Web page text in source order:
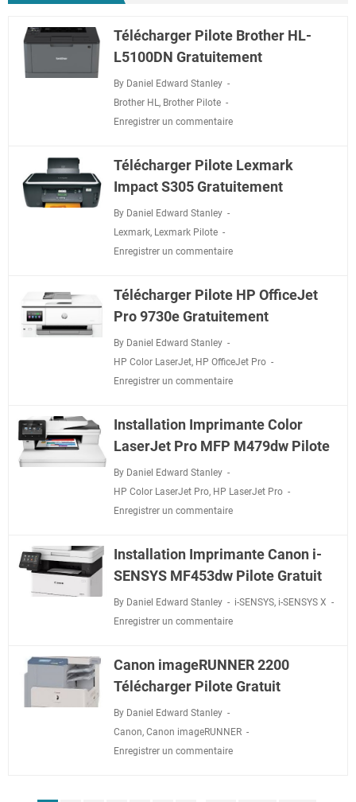
J6530DW
Gratuit
Télécharger Pilote Brother HL-
L5100DN Gratuitement
By Daniel Edward Stanley
Brother HL , Brother Pilote
Enregistrer un commentaire
Télécharger Pilote Lexmark
Impact S305 Gratuitement
By Daniel Edward Stanley
Lexmark, Lexmark Pilote
Enregistrer un commentaire
Télécharger Pilote HP OfficeJet
Pro 9730e Gratuitement
By Daniel Edward Stanley
HP Color LaserJet, HP OfficeJet Pro
Enregistrer un commentaire
Installation Imprimante Color
LaserJet Pro MFP M479dw Pilote
By Daniel Edward Stanley
HP Color LaserJet Pro, HP LaserJet Pro
Enregistrer un commentaire
Installation Imprimante Canon i-
SENSYS MF453dw Pilote Gratuit
By Daniel Edward Stanley i-SENSYS, i-SENSYS X
Enregistrer un commentaire
Canon imageRUNNER 2200
Télécharger Pilote Gratuit
By Daniel Edward Stanley
Canon, Canon imageRUNNER
Enregistrer un commentaire